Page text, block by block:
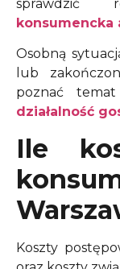
sprawdzić
konsumencka
Osobną
lub
poznać
działalność
Ile
Koszty